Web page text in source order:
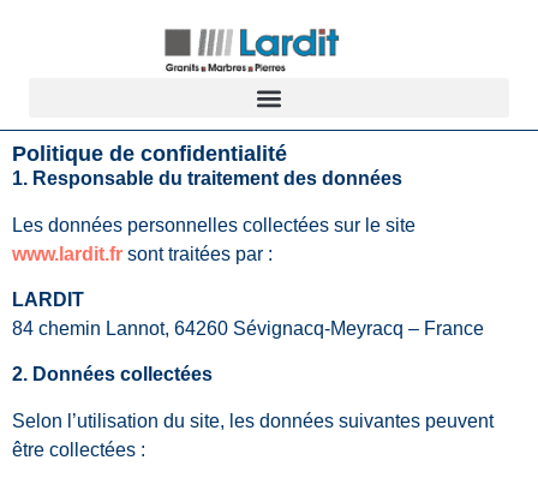
Politique de confidentialité
1. Responsable du traitement des données
Les données personnelles collectées sur le site
www.lardit.fr sont traitées par :
LARDIT
84 chemin Lannot, 64260 Sévignacq-Meyracq – France
2. Données collectées
Selon l’utilisation du site, les données suivantes peuvent
être collectées :